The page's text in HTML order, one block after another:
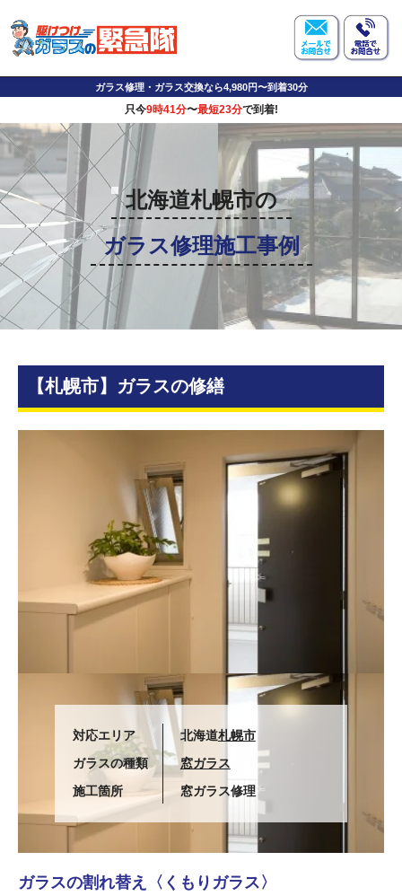
ガラス修理・ガラス交換なら4,980円〜到着30分
只今9時41分〜最短23分で到着!
北海道札幌市の
ガラス修理施工事例
【札幌市】ガラスの修繕
対応エリア 北海道札幌市
ガラスの種類
窓ガラス
施工箇所
窓ガラス修理
ガラスの割れ替え〈くもりガラス〉